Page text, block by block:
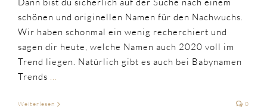
schönen und originellen Namen für den Nachwuchs.
Wir haben schonmal ein wenig recherchiert und
sagen dir heute, welche Namen auch 2020 voll im
Trend liegen. Natürlich gibt es auch bei Babynamen
Trends ...
Weiterlesen 0